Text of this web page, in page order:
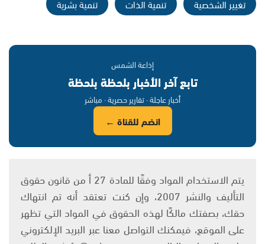
تغيير الشخصية تنمية الذات تنمية بشرية
إذاعة الشمس
تابع آخر الأخبار بلحظة بلحظة
أخبار عاجلة · تقارير حصرية · مباشر
انضم للقناة ←
يتم الاستخدام المواد وفقًا للمادة 27 أ من قانون حقوق
التأليف والنشر 2007، وإن كنت تعتقد أنه تم انتهاك
حقك، بصفتك مالكًا لهذه الحقوق في المواد التي تظهر
على الموقع، فيمكنك التواصل معنا عبر البريد الإلكتروني